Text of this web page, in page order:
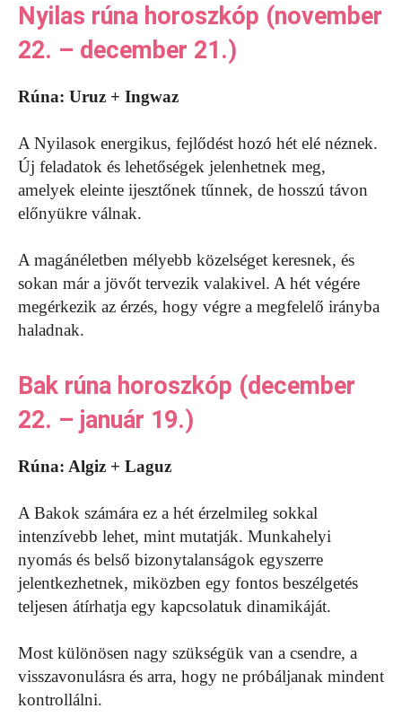
Nyilas rúna horoszkóp (november
22. – december 21.)
Rúna: Uruz + Ingwaz
A Nyilasok energikus, fejlődést hozó hét elé néznek.
Új feladatok és lehetőségek jelenhetnek meg,
amelyek eleinte ijesztőnek tűnnek, de hosszú távon
előnyükre válnak.
A magánéletben mélyebb közelséget keresnek, és
sokan már a jövőt tervezik valakivel. A hét végére
megérkezik az érzés, hogy végre a megfelelő irányba
haladnak.
Bak rúna horoszkóp (december
22. – január 19.)
Rúna: Algiz + Laguz
A Bakok számára ez a hét érzelmileg sokkal
intenzívebb lehet, mint mutatják. Munkahelyi
nyomás és belső bizonytalanságok egyszerre
jelentkezhetnek, miközben egy fontos beszélgetés
teljesen átírhatja egy kapcsolatuk dinamikáját.
Most különösen nagy szükségük van a csendre, a
visszavonulásra és arra, hogy ne próbáljanak mindent
kontrollálni.